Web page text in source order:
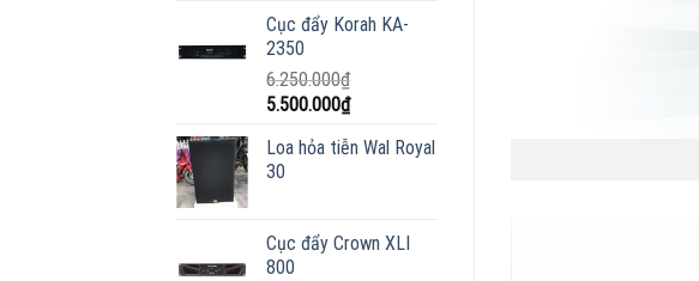
Cục đẩy Korah KA-
2350
6.250.000₫
Giá
là:
6.250.000₫.
5.500.000₫Giá
tại
Loa hỏa tiễn Wal Royal
30
Cục đẩy Crown XLI
800